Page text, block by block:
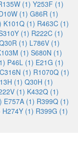
(1) Y253F (1)
(1) G86R (1)
K101Q (1) R463C (1)
(1) R222C (1)
(1) L786V (1)
(1) S680N (1)
P46L (1) E21G (1)
C316N (1) R1070Q (1)
(1) Q30H (1)
(1) K432Q (1)
E757A (1) R399Q (1)
H274Y (1) R399G (1)